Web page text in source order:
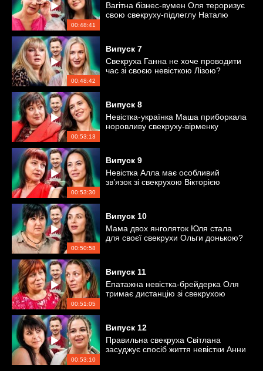
00:48:41
Вагітна бізнес-вумен Оля тероризує
свою свекруху-підлеглу Наталю
00:48:42
Випуск 7
Свекруха Ганна не хоче проводити
час зі своєю невісткою Лізою?
00:53:13
Випуск 8
Невістка-українка Маша приборкала
норовливу свекруху-вірменку
00:53:30
Випуск 9
Невістка Алла має особливий
зв’язок зі свекрухою Вікторією
00:50:58
Випуск 10
Мама двох янголяток Юля стала
для своєї свекрухи Ольги донькою?
00:51:05
Випуск 11
Епатажна невістка-брейдерка Оля
тримає дистанцію зі свекрухою
00:53:10
Випуск 12
Правильна свекруха Світлана
засуджує спосіб життя невістки Анни